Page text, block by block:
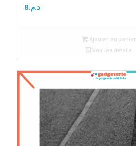
د.م.8
Ajouter au panier
Voir les détails